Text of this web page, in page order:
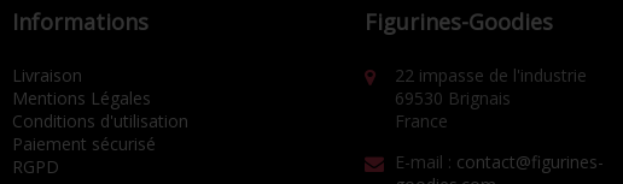
Informations
Livraison
Mentions Légales
Conditions d'utilisation
Paiement sécurisé
RGPD
Figurines-Goodies
22 impasse de l'industrie
69530 Brignais
France
E-mail : contact@figurines-